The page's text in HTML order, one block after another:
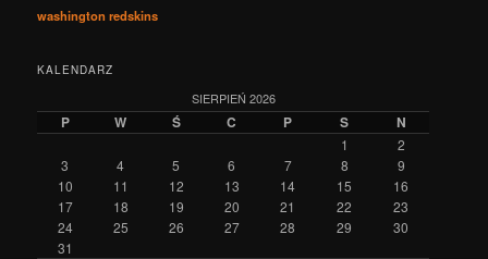
washington redskins
KALENDARZ
SIERPIEŃ 2026
P W Ś C P S N
1
2
3
4 5 6 7 8
9
10
11 12 13 14 15
16
17
18 19 20 21 22
23
24
25 26 27 28 29
30
31